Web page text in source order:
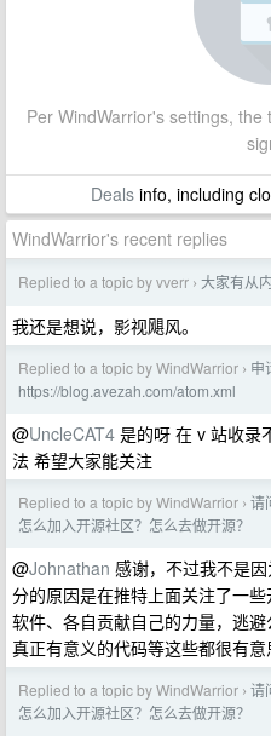
Per WindWarrior's settings,
Dealsinfo, including
WindWarrior's recent replies
Replied to a topic by vverr › 大家有从
我还是想说，影视飓风。
Replied to a topic by WindWarrior › 申
https://blog.avezah.com/atom.xml
@UncleCAT4 是的呀 在 v 站收录
法 希望大家能关注
Replied to a topic by WindWarrior › 请
怎么加入开源社区？怎么去做开源？
@Johnathan 感谢，不过我不是
分的原因是在推特上面关注了一
软件、各自贡献自己的力量，逃
真正有意义的代码等这些都很有意
Replied to a topic by WindWarrior › 请
怎么加入开源社区？怎么去做开源？